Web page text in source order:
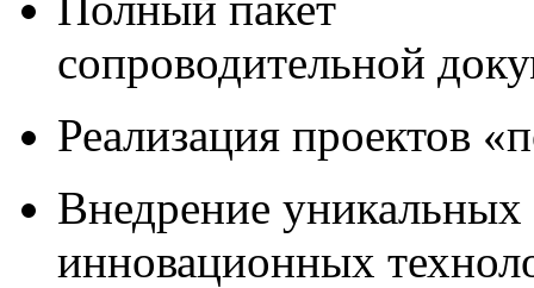
сопроводительной
Реализация проектов
Внедрение уникальных
инновационных